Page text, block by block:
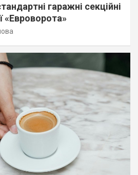
гаражні секційні
«Евроворота»